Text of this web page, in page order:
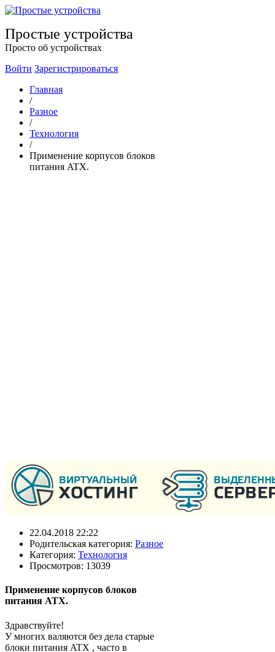
Простые устройства
Просто об устройствах
Войти Зарегистрироваться
Главная
/
Разное
/
Технология
/
Применение корпусов блоков
питания ATX.
22.04.2018 22:22
Родительская категория: Разное
Категория: Технология
Просмотров: 13039
Применение корпусов блоков
питания ATX.
Здравствуйте!
У многих валяются без дела старые
блоки питания ATX , часто в